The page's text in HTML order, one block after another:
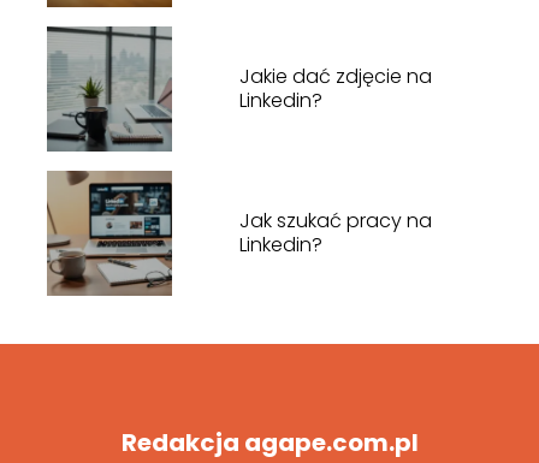
Jakie dać zdjęcie na
Linkedin?
Jak szukać pracy na
Linkedin?
Redakcja agape.com.pl